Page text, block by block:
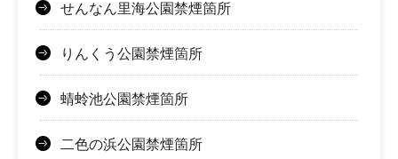
せんなん里海公園禁煙箇所
りんくう公園禁煙箇所
蜻蛉池公園禁煙箇所
二色の浜公園禁煙箇所